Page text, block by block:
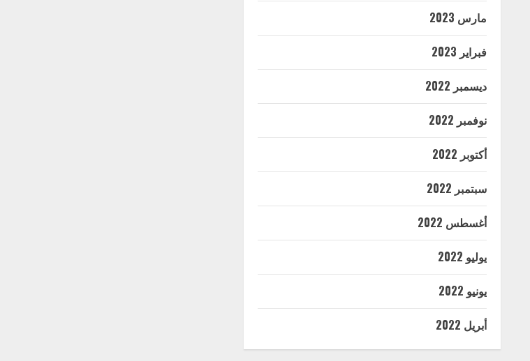
مارس 2023
فبراير 2023
ديسمبر 2022
نوفمبر 2022
أكتوبر 2022
سبتمبر 2022
أغسطس 2022
يوليو 2022
يونيو 2022
أبريل 2022